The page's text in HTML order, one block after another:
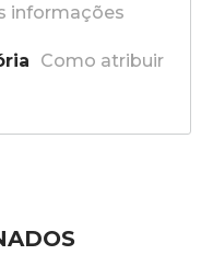
informações
Como atribuir